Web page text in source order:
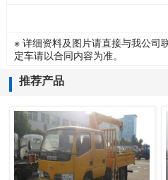
※ 详细资料及图片请直接与我公司
定车请以合同内容为准。
推荐产品